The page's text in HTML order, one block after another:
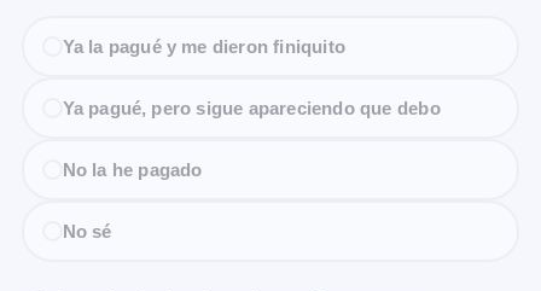
Ya la pagué y me dieron finiquito
Ya pagué, pero sigue apareciendo que debo
No la he pagado
No sé